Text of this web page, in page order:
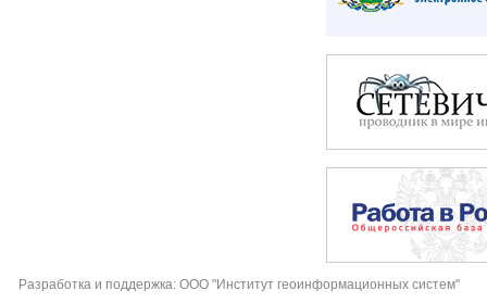
Разработка и поддержка: ООО "Институт геоинформационных систем"